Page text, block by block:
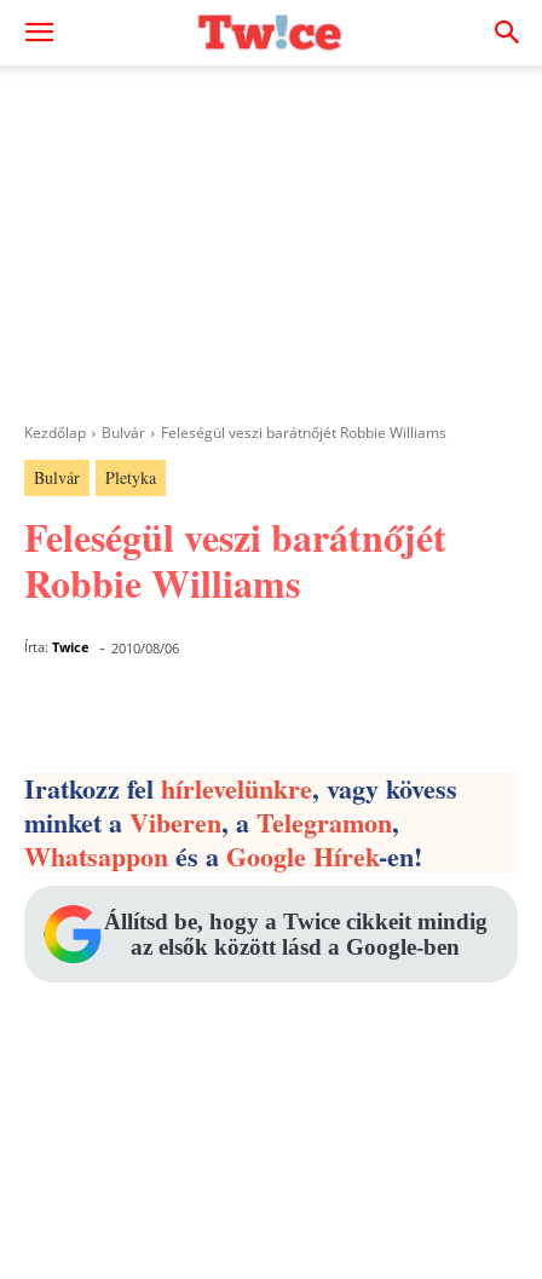
Kezdőlap Bulvár Feleségül veszi barátnőjét Robbie Williams
Bulvár Pletyka
Feleségül veszi barátnőjét
Robbie Williams
Írta: Twice - 2010/08/06
Iratkozz felhírlevelünkre, vagy kövess
minket aViberen, aTelegramon,
Whatsapponés aGoogle Hírek-en!
Állítsd be, hogy a Twice cikkeit mindig
az elsők között lásd a Google-ben